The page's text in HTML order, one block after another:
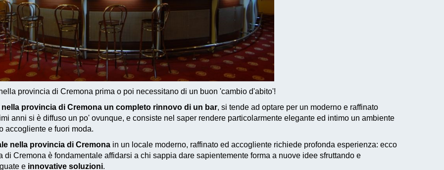
provincia di Cremona prima o poi necessitano di un buon 'cambio d'abito'!
provincia di Cremona un completo rinnovo di un bar, si tende ad optare per un moderno e raffinato
anni si è diffuso un po' ovunque, e consiste nel saper rendere particolarmente elegante ed intimo un ambiente
accogliente e fuori moda.
nella provincia di Cremona in un locale moderno, raffinato ed accogliente richiede profonda esperienza: ecco
Cremona è fondamentale affidarsi a chi sappia dare sapientemente forma a nuove idee sfruttando e
e innovative soluzioni.